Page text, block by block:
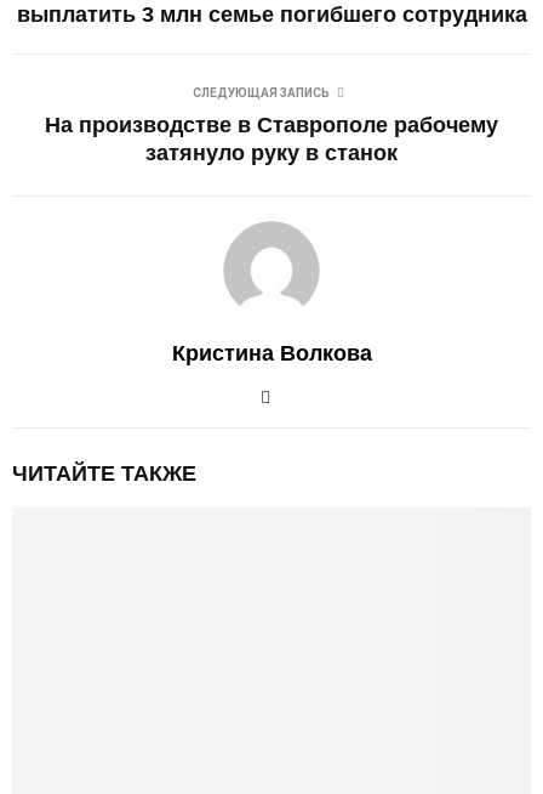
выплатить 3 млн семье погибшего сотрудника
СЛЕДУЮЩАЯ ЗАПИСЬ
На производстве в Ставрополе рабочему
затянуло руку в станок
Кристина Волкова
ЧИТАЙТЕ ТАКЖЕ